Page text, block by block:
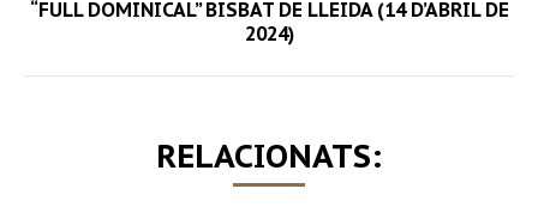
Next
post:
“FULL DOMINICAL” BISBAT DE LLEIDA (14 D’ABRIL DE
2024)
RELACIONATS: